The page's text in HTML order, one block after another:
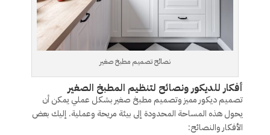
نصائح تصميم مطبخ صغير
أفكار للديكور ونصائح لتنظيم المطبخ الصغير
تصميم ديكور مميز وتصميم مطبخ صغير بشكل عملي يمكن أن
يحول هذه المساحة المحدودة إلى بيئة مريحة وعملية. إليك بعض
الأفكار والنصائح: